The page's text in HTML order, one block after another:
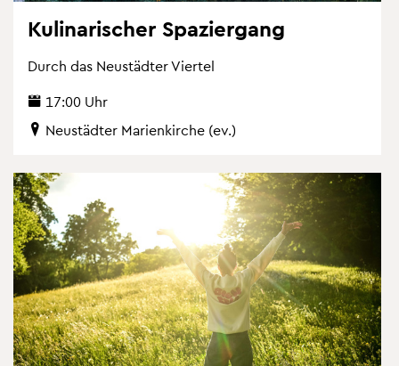
Ku­li­na­ri­scher Spa­zier­gang
Durch das Neu­städ­ter Vier­tel
17:00 Uhr
Neu­städ­ter Ma­ri­en­kir­che (ev.)